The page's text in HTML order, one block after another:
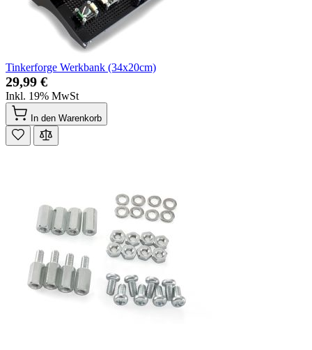
Tinkerforge Werkbank (34x20cm)
29,99 €
Inkl. 19% MwSt
In den Warenkorb